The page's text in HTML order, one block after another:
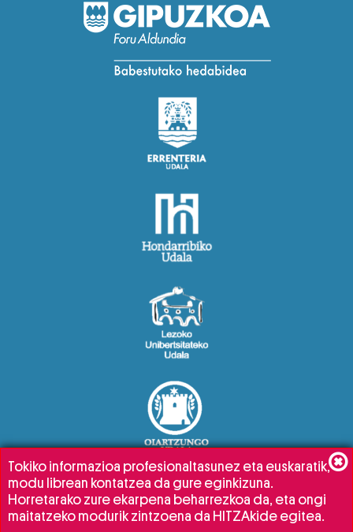
Tokiko informazioa profesionaltasunez eta euskaratik,
modu librean kontatzea da gure eginkizuna.
Horretarako zure ekarpena beharrezkoa da, eta ongi
maitatzeko modurik zintzoena da HITZAkide egitea.